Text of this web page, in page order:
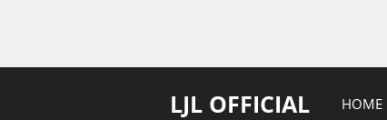
LJL OFFICIAL HOME